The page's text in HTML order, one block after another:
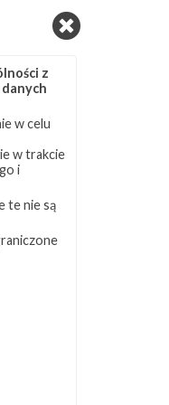
z
w celu
w trakcie
i
te nie są